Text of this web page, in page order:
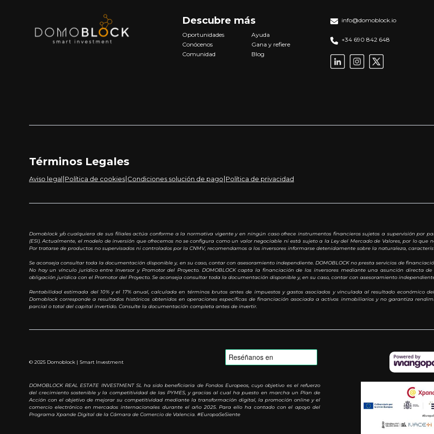
Descubre más
Oportunidades
Conócenos
Comunidad
Ayuda
Gana y refiere
Blog
info@domoblock.io
+34 690 842 648
Términos Legales
Aviso legal Política de cookies Condiciones solución de pago Política de privacidad
Domoblock y/o cualquiera de sus filiales actúa conforme a la normativa vigente y en ningún caso ofrece instrumentos financieros sujetos a supervisión por
(ESI). Actualmente, el modelo de inversión que ofrecemos no se configura como un valor negociable ni está sujeto a la Ley del Mercado de Valores, por lo
Por tratarse de productos no supervisados ni controlados por la CNMV, recomendamos a los inversores informarse detenidamente sobre la naturaleza,
Se aconseja consultar toda la documentación disponible y, en su caso, contar con asesoramiento independiente. DOMOBLOCK no presta servicios de
No hay un vínculo jurídico entre Inversor y Promotor del Proyecto. DOMOBLOCK capta la financiación de los inversores mediante una asunción directa
obligación jurídica con el Promotor del Proyecto. Se aconseja consultar toda la documentación disponible y, en su caso, contar con asesoramiento
Rentabilidad estimada del 10% y el 17% anual, calculada en términos brutos antes de impuestos y gastos asociados y vinculada al resultado económico
Domoblock corresponde a resultados históricos obtenidos en operaciones específicas de financiación asociada a activos inmobiliarios y no garantiza
parcial o total del capital invertido. Consulte la documentación completa antes de invertir.
© 2025 Domoblock | Smart Investment
DOMOBLOCK REAL ESTATE INVESTMENT SL ha sido beneficiaria de Fondos Europeos, cuyo objetivo es el refuerzo
del crecimiento sostenible y la competitividad de las PYMES, y gracias al cual ha puesto en marcha un Plan de
Acción con el objetivo de mejorar su competitividad mediante la transformación digital, la promoción online y el
comercio electrónico en mercados internacionales durante el año 2025. Para ello ha contado con el apoyo del
Programa Xpande Digital de la Cámara de Comercio de Valencia. #EuropaSeSiente